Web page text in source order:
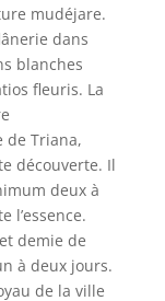
mudéjare.
dans
blanches
fleuris. La
de Triana,
découverte. Il
deux à
l’essence.
demie de
à deux jours.
de la ville